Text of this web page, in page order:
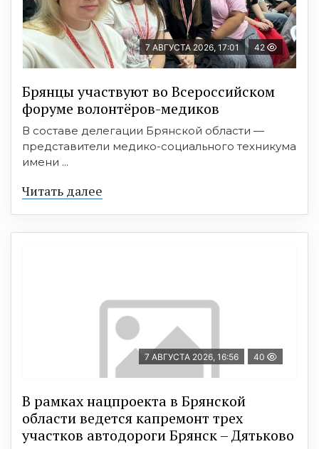
7 АВГУСТА 2026, 17:01 42
Брянцы участвуют во Всероссийском
форуме волонтёров-медиков
В составе делегации Брянской области —
представители медико-социального техникума
имени ...
Читать далее
7 АВГУСТА 2026, 16:56 40
В рамках нацпроекта в Брянской
области ведется капремонт трех
участков автодороги Брянск – Дятьково